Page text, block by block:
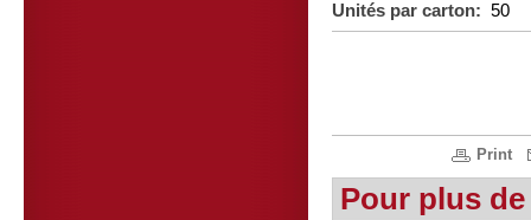
Unités par carton: 50
Print
Pour plus